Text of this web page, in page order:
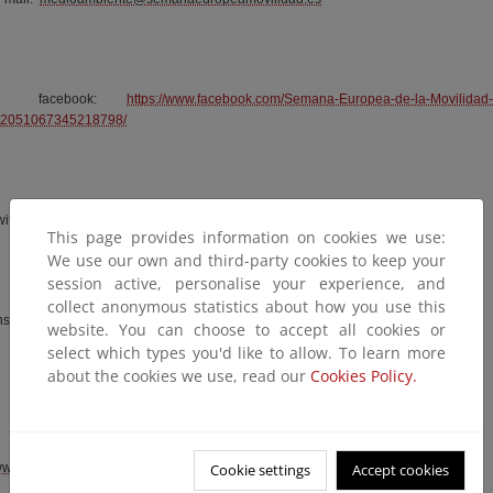
facebook:
https://www.facebook.com/Semana-Europea-de-la-Movilidad-
2051067345218798/
@SEUMov
semovesp
EuropeanMobilityWeek
This page provides information on cookies we use:
We use our own and third-party cookies to keep your
session active, personalise your experience, and
collect anonymous statistics about how you use this
website. You can choose to accept all cookies or
select which types you'd like to allow. To learn more
about the cookies we use, read our Cookies Policy.
Cookie settings Accept cookies